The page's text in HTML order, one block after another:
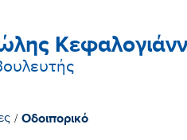
/ Οδοιπορικό